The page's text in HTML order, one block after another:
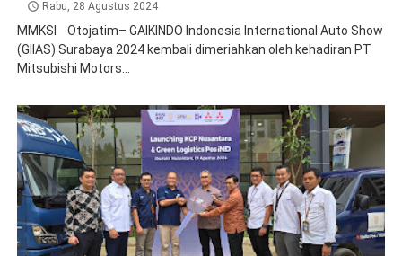
Rabu, 28 Agustus 2024
MMKSI Otojatim– GAIKINDO Indonesia International Auto Show
(GIIAS) Surabaya 2024 kembali dimeriahkan oleh kehadiran PT
Mitsubishi Motors...